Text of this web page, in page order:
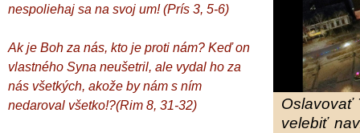
nespoliehaj sa na svoj um! (Prís 3, 5-6)
Ak je Boh za nás, kto je proti nám? Keď on
vlastného Syna neušetril, ale vydal ho za
nás všetkých, akože by nám s ním
nedaroval všetko!?(Rim 8, 31-32)
Oslavovať
velebiť